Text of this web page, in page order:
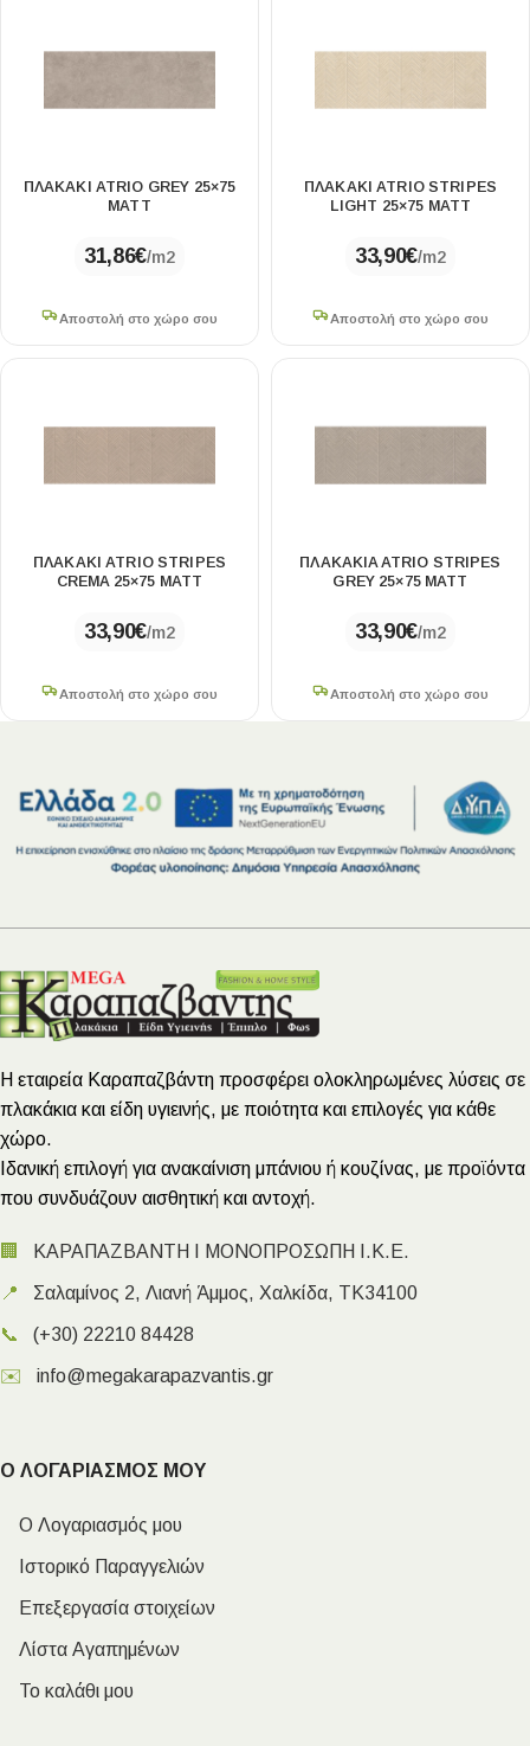
ΠΛΑΚΑΚΙ ATRIO GREY 25×75
MATT
31,86€/m2
Αποστολή στο χώρο σου
ΠΛΑΚΑΚΙ ATRIO STRIPES
LIGHT 25×75 MATT
33,90€/m2
Αποστολή στο χώρο σου
ΠΛΑΚΑΚΙ ATRIO STRIPES
CREMA 25×75 MATT
33,90€/m2
Αποστολή στο χώρο σου
ΠΛΑΚΑΚΙA ATRIO STRIPES
GREY 25×75 MATT
33,90€/m2
Αποστολή στο χώρο σου
Η εταιρεία Καραπαζβάντη προσφέρει ολοκληρωμένες λύσεις σε
πλακάκια και είδη υγιεινής, με ποιότητα και επιλογές για κάθε
χώρο.
Ιδανική επιλογή για ανακαίνιση μπάνιου ή κουζίνας, με προϊόντα
που συνδυάζουν αισθητική και αντοχή.
🏢 ΚΑΡΑΠΑΖΒΑΝΤΗ Ι ΜΟΝΟΠΡΟΣΩΠΗ Ι.Κ.Ε.
📍 Σαλαμίνος 2, Λιανή Άμμος, Χαλκίδα, ΤΚ34100
📞 (+30) 22210 84428
✉️ info@megakarapazvantis.gr
Ο ΛΟΓΑΡΙΑΣΜΟΣ ΜΟΥ
Ο Λογαριασμός μου
Ιστορικό Παραγγελιών
Επεξεργασία στοιχείων
Λίστα Αγαπημένων
Το καλάθι μου